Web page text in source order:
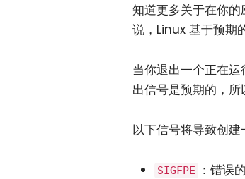
知道更多关于在你
说，Linux 基于预期
当你退出一个正在
出信号是预期的，所
以下信号将导致创建
SIGFPE ：错误